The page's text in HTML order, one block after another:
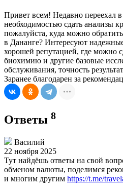
Привет всем! Недавно переехал
необходимостью сдать анализы
пожалуйста, куда можно
в Дананге? Интересуют
хорошей репутацией, где можно
биохимию и другие базовые
обслуживания, точность
Заранее благодарен за
Ответы 8
Василий
22 ноября 2025
Тут найдёшь ответы на свой
обменом валюты, поделимся
и многим другим https://t.me/